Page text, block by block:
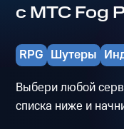
с МТС Fog
RPG Шутеры
Выбери любой
списка ниже и